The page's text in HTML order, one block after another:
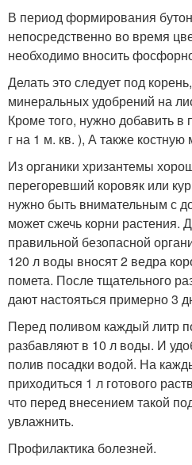
В период формирования
непосредственно во время
необходимо вносить
Делать это следует под
минеральных удобрений на
Кроме того, нужно добавить
г на 1 м. кв. ), А также
Из органики хризантемы
перегоревший коровяк или
нужно быть внимательным с
может сжечь корни растения.
правильной безопасной
120 л воды вносят 2 ведра
помета. После тщательного
дают настояться примерно 3
Перед поливом каждый литр
разбавляют в 10 л воды. И
полив посадки водой. На
приходиться 1 л готового
что перед внесением такой
увлажнить.
Профилактика болезней.